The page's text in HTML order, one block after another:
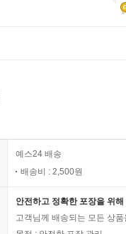
예스24 배송
배송비 : 2,500원
안전하고 정확한 포장을 위
고객님께 배송되는 모든 상